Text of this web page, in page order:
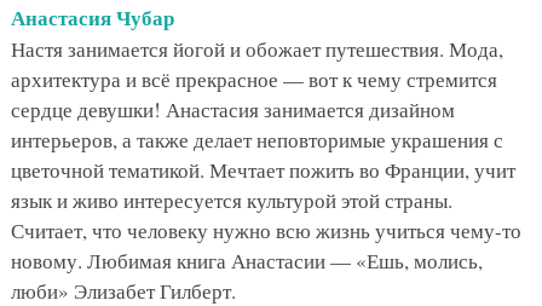
Анастасия Чубар
Настя занимается йогой и обожает путешествия. Мода,
архитектура и всё прекрасное — вот к чему стремится
сердце девушки! Анастасия занимается дизайном
интерьеров, а также делает неповторимые украшения с
цветочной тематикой. Мечтает пожить во Франции, учит
язык и живо интересуется культурой этой страны.
Считает, что человеку нужно всю жизнь учиться чему-то
новому. Любимая книга Анастасии — «Ешь, молись,
люби» Элизабет Гилберт.